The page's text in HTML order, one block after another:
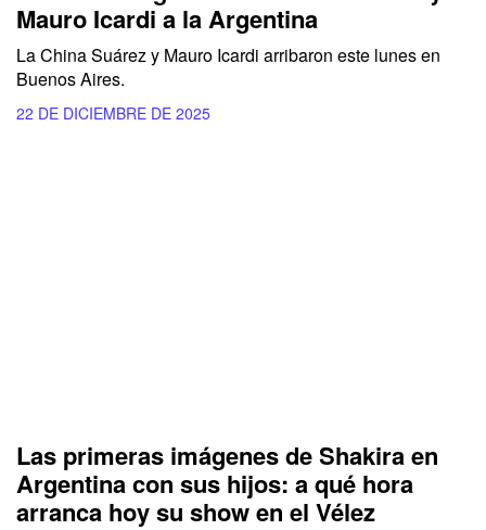
Mauro Icardi a la Argentina
La China Suárez y Mauro Icardi arribaron este lunes en
Buenos Aires.
22 DE DICIEMBRE DE 2025
Las primeras imágenes de Shakira en
Argentina con sus hijos: a qué hora
arranca hoy su show en el Vélez